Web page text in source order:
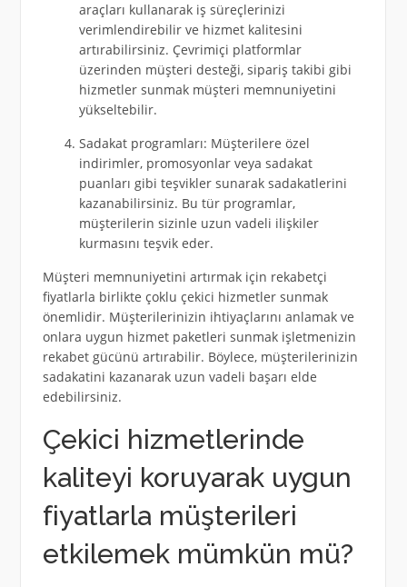
araçları kullanarak iş süreçlerinizi
verimlendirebilir ve hizmet kalitesini
artırabilirsiniz. Çevrimiçi platformlar
üzerinden müşteri desteği, sipariş takibi gibi
hizmetler sunmak müşteri memnuniyetini
yükseltebilir.
Sadakat programları: Müşterilere özel
indirimler, promosyonlar veya sadakat
puanları gibi teşvikler sunarak sadakatlerini
kazanabilirsiniz. Bu tür programlar,
müşterilerin sizinle uzun vadeli ilişkiler
kurmasını teşvik eder.
Müşteri memnuniyetini artırmak için rekabetçi
fiyatlarla birlikte çoklu çekici hizmetler sunmak
önemlidir. Müşterilerinizin ihtiyaçlarını anlamak ve
onlara uygun hizmet paketleri sunmak işletmenizin
rekabet gücünü artırabilir. Böylece, müşterilerinizin
sadakatini kazanarak uzun vadeli başarı elde
edebilirsiniz.
Çekici hizmetlerinde
kaliteyi koruyarak uygun
fiyatlarla müşterileri
etkilemek mümkün mü?